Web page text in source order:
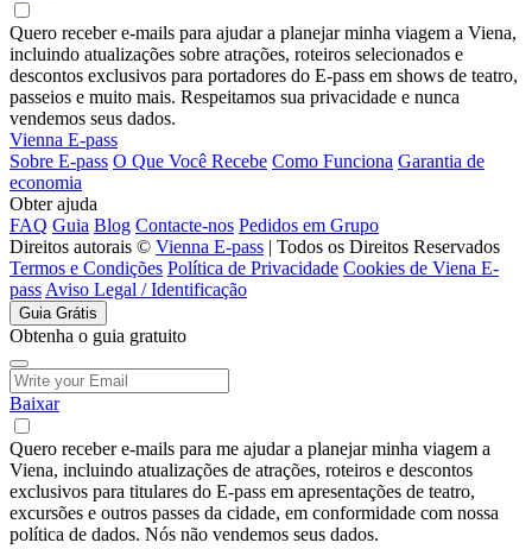
Quero receber e-mails para ajudar a planejar minha viagem a Viena,
incluindo atualizações sobre atrações, roteiros selecionados e
descontos exclusivos para portadores do E-pass em shows de teatro,
passeios e muito mais. Respeitamos sua privacidade e nunca
vendemos seus dados.
Vienna E-pass
Sobre E-pass O Que Você Recebe Como Funciona Garantia de
economia
Obter ajuda
FAQ Guia Blog Contacte-nos Pedidos em Grupo
Direitos autorais © Vienna E-pass | Todos os Direitos Reservados
Termos e Condições Política de Privacidade Cookies de Viena E-
passAviso Legal / Identificação
Guia Grátis
Obtenha o guia gratuito
Baixar
Quero receber e-mails para me ajudar a planejar minha viagem a
Viena, incluindo atualizações de atrações, roteiros e descontos
exclusivos para titulares do E-pass em apresentações de teatro,
excursões e outros passes da cidade, em conformidade com nossa
política de dados. Nós não vendemos seus dados.